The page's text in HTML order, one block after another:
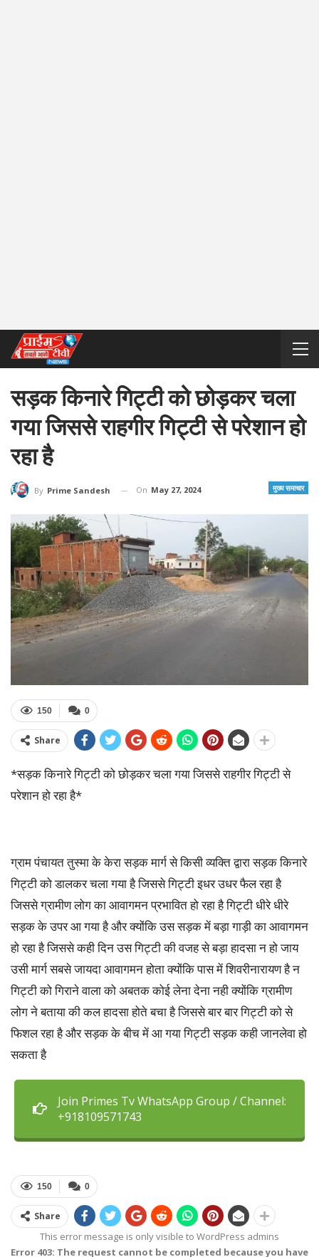
सड़क किनारे गिट्टी को छोड़कर चला
गया जिससे राहगीर गिट्टी से परेशान हो
रहा है
मुख्य समाचार
By Prime Sandesh On May 27, 2024
0
150
Share
*सड़क किनारे गिट्टी को छोड़कर चला गया जिससे राहगीर गिट्टी से
परेशान हो रहा है*
ग्राम पंचायत तुस्मा के केरा सड़क मार्ग से किसी व्यक्ति द्वारा सड़क किनारे
गिट्टी को डालकर चला गया है जिससे गिट्टी इधर उधर फैल रहा है
जिससे ग्रामीण लोग का आवागमन प्रभावित हो रहा है गिट्टी धीरे धीरे
सड़क के उपर आ गया है और क्योंकि उस सड़क में बड़ा गाड़ी का आवागमन
हो रहा है जिससे कही दिन उस गिट्टी की वजह से बड़ा हादसा न हो जाय
उसी मार्ग सबसे जायदा आवागमन होता क्योंकि पास में शिवरीनारायण है न
गिट्टी को गिराने वाला को अबतक कोई लेना देना नही क्योंकि ग्रामीण
लोग ने बताया की कल हादसा होते बचा है जिससे बार बार गिट्टी को से
फिशल रहा है और सड़क के बीच में आ गया गिट्टी सड़क कही जानलेवा हो
सकता है
Join Primes Tv WhatsApp Group / Channel:
+918109571743
0
150
Share
This error message is only visible to WordPress admins
Error 403: The request cannot be completed because you have